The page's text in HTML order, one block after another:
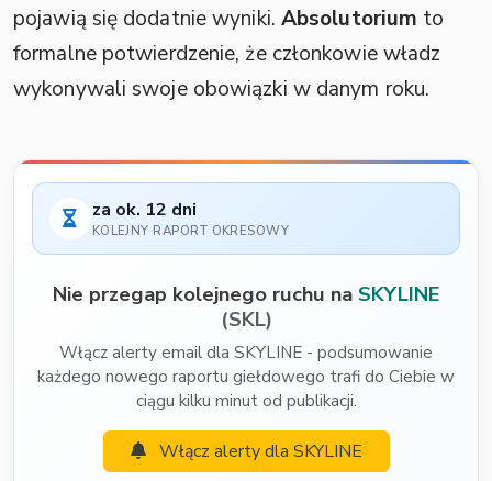
pojawią się dodatnie wyniki. Absolutorium to
formalne potwierdzenie, że członkowie władz
wykonywali swoje obowiązki w danym roku.
za ok. 12 dni
KOLEJNY RAPORT OKRESOWY
Nie przegap kolejnego ruchu na SKYLINE
(SKL)
Włącz alerty email dla SKYLINE - podsumowanie
każdego nowego raportu giełdowego trafi do Ciebie w
ciągu kilku minut od publikacji.
Włącz alerty dla SKYLINE